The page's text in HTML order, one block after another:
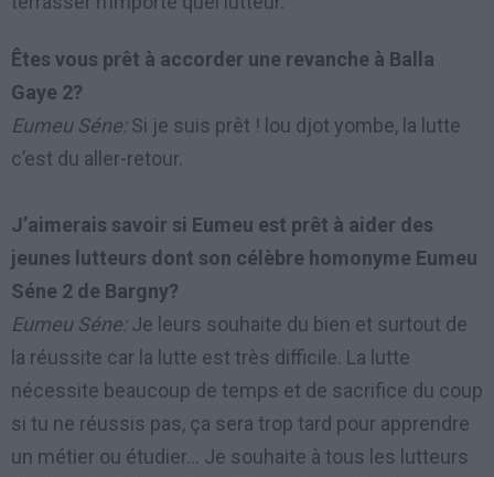
Êtes vous prêt à accorder une revanche à Balla
Gaye 2?
Eumeu Séne:Si je suis prêt ! lou djot yombe, la lutte
c’est du aller-retour.
J’aimerais savoir si Eumeu est prêt à aider des
jeunes lutteurs dont son célèbre homonyme Eumeu
Séne 2 de Bargny?
Eumeu Séne:Je leurs souhaite du bien et surtout de
la réussite car la lutte est très difficile. La lutte
nécessite beaucoup de temps et de sacrifice du coup
si tu ne réussis pas, ça sera trop tard pour apprendre
un métier ou étudier… Je souhaite à tous les lutteurs